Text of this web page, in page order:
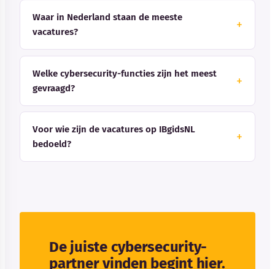
Waar in Nederland staan de meeste
vacatures?
Welke cybersecurity-functies zijn het meest
gevraagd?
Voor wie zijn de vacatures op IBgidsNL
bedoeld?
De juiste cybersecurity-
partner vinden begint hier.